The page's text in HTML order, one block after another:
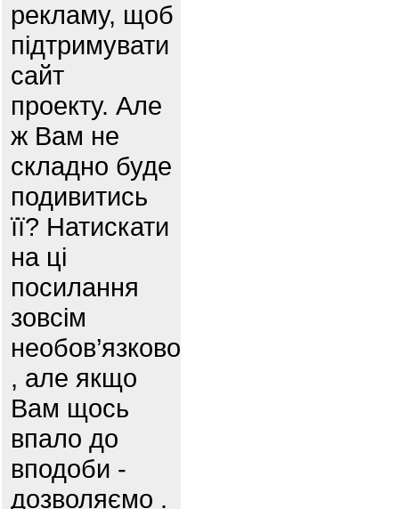
рекламу, щоб
підтримувати
сайт
проекту. Але
ж Вам не
складно буде
подивитись
її? Натискати
на ці
посилання
зовсім
необов’язково
, але якщо
Вам щось
впало до
вподоби -
дозволяємо .